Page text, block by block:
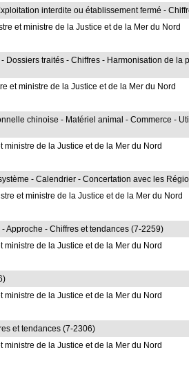
interdite ou établissement fermé -
et ministre de la Justice et de la Mer du Nord
traités - Chiffres - Harmonisation de la
et ministre de la Justice et de la Mer du Nord
chinoise - Matériel animal - Commerce -
de la Justice et de la Mer du Nord
- Calendrier - Concertation avec les
et ministre de la Justice et de la Mer du Nord
Approche - Chiffres et tendances (7-2259)
de la Justice et de la Mer du Nord
de la Justice et de la Mer du Nord
et tendances (7-2306)
de la Justice et de la Mer du Nord